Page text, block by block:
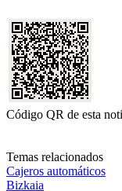
Código QR de esta
Temas relacionados
Cajeros automáticos
Bizkaia